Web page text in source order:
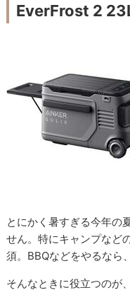
EverFrost 2
とにかく暑すぎる今年の
せん。特にキャンプなど
須。BBQなどをやるなら
そんなときに役立つのが